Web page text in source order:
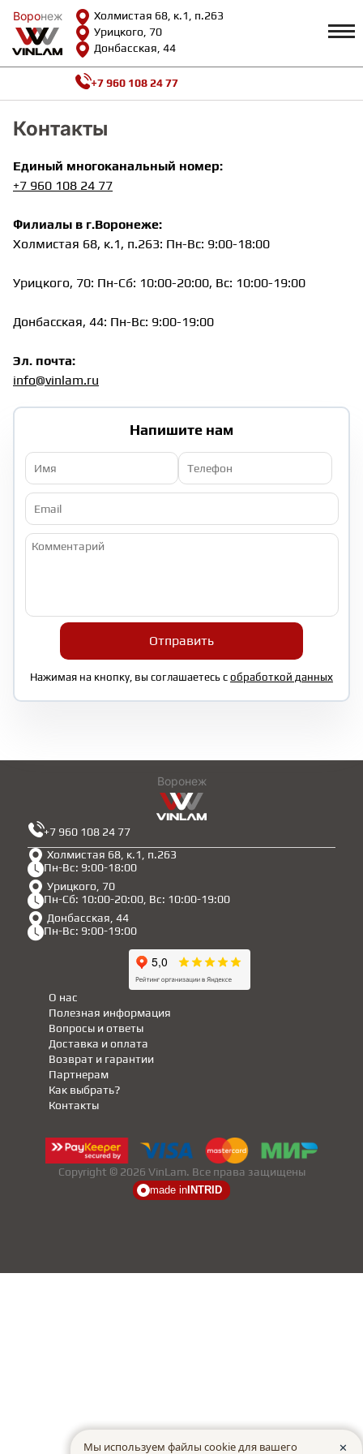
Воронеж
Холмистая 68, к.1, п.263
Урицкого, 70
Донбасская, 44
Воронеж
КАТАЛОГ Профиль
Возврат и гарантии
Сотрудничество
Видеообзоры
Полезная информация
Как выбрать
О нас
ВИНИЛОВАЯ ПЛИТКА
ЛАМИНАТ
ИНЖЕНЕРНАЯ ДОСКА
ПАРКЕТНАЯ ДОСКА
ТЕРРАСНАЯ ДОСКА
КОВРОВАЯ ПЛИТКА
МОДУЛЬНЫЕ ПВХ
ПОДЛОЖКА
НАЛИВНОЙ ПОЛ
ГРУНТОВКИ
ТЕПЛЫЙ ПОЛ
ТЕРМОПАРКЕТ
ЭКОМАССИВ
МАССИВНАЯ ДОСКА
ИСКУССТВЕННАЯ ТРАВА
ИНЖЕНЕРНЫЙ МОДУЛЬ
ФАНЕРА
+7 960 108 24 77
Контакты
Единый многоканальный номер:
+7 960 108 24 77
Филиалы в г.Воронеже:
Холмистая 68, к.1, п.263: Пн-Вс: 9:00-18:00
Урицкого, 70: Пн-Сб: 10:00-20:00, Вс: 10:00-19:00
Донбасская, 44: Пн-Вс: 9:00-19:00
Эл. почта:
info@vinlam.ru
Напишите нам
Отправить
Нажимая на кнопку, вы соглашаетесь с обработкой данных
Воронеж
Холмистая 68, к.1, п.263
Пн-Вс: 9:00-18:00
Урицкого, 70
Пн-Сб: 10:00-20:00, Вс: 10:00-19:00
Донбасская, 44
Пн-Вс: 9:00-19:00
+7 960 108 24 77
Полезная информация
Партнерам
Вопросы и ответы
Доставка и оплата
Возврат и гарантии
Как выбрать?
О нас
Контакты
Copyright © 2026 VinLam. Все права защищены
made in INTRID
Мы используем файлы cookie для вашего ✕